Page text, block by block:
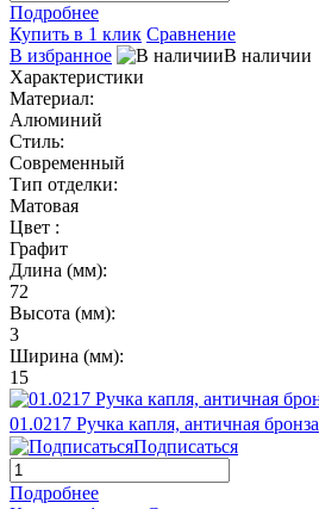
Подробнее
Купить в 1 клик Сравнение
В избранное
В наличии
Характеристики
Материал:
Алюминий
Стиль:
Современный
Тип отделки:
Матовая
Цвет :
Графит
Длина (мм):
72
Высота (мм):
3
Ширина (мм):
15
01.0217 Ручка капля, античная бронза
Подписаться
Подробнее